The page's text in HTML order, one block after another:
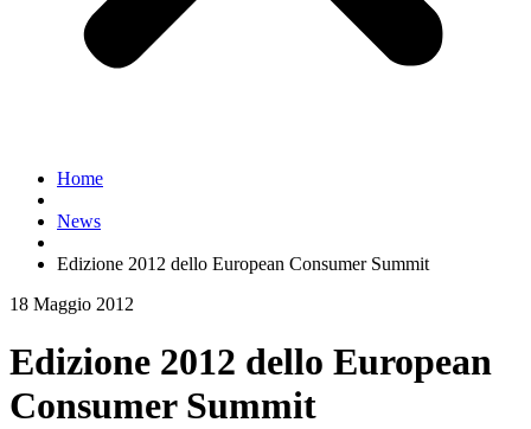
Home
News
Edizione 2012 dello European Consumer Summit
18 Maggio 2012
Edizione 2012 dello European
Consumer Summit